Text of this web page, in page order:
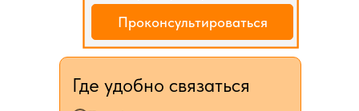
Где удобно связаться
Проконсультироваться